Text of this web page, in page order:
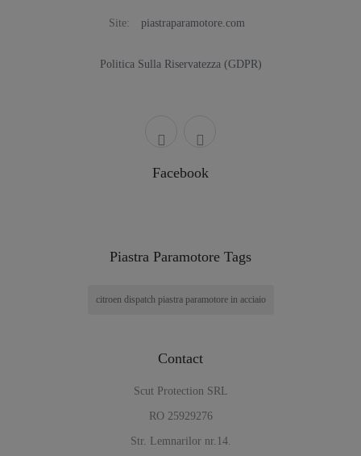
Site: piastraparamotore.com
Politica Sulla Riservatezza (GDPR)
Facebook
Piastra Paramotore Tags
citroen dispatch piastra paramotore in acciaio
Contact
Scut Protection SRL
RO 25929276
Str. Lemnarilor nr.14.